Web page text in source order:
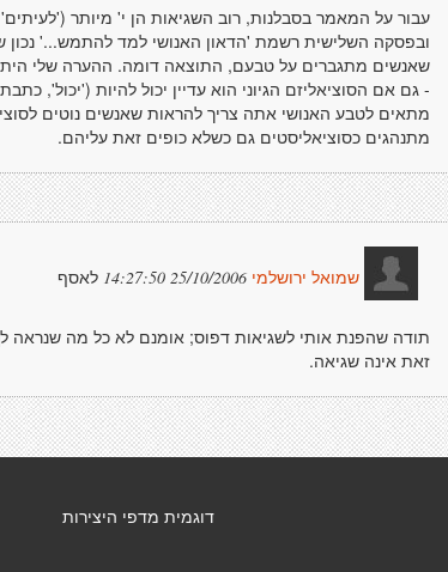
עבור על המאמר בסבלנות, רוב השגיאות הן י' מיותר
ובפסקה השלישית רשמת 'הדאון האנושי למד להתמש...' נכון
שאנשים מתגברים על טבעם, התוצאה דומה. ההערה שלי היתה
- גם אם הסוציאליזם הגיוני הוא עדיין יכול להיות ('יכול',
מתאים לטבע האנושי אתה צריך להראות שאנשים נוטים
מתנהגים כסוציאליסטים גם כשלא כופים זאת עליהם.
שמואל ירושלמי 25/10/2006 14:27:50 לאסף
תודה שהפנת אותי לשגיאות דפוס; אומנם לא כל מה שנראה
זאת אינה שגיאה.
דוגמית מדפי היצירות